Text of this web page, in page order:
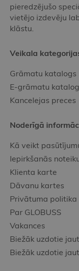
pieredzējušo
vietējo izdevēju
klāstu.
Veikala
Grāmatu katalogs
E-grāmatu
Kancelejas preces
Noderīgā
Kā veikt
Iepirkšanās
Klienta karte
Dāvanu kartes
Privātuma politika
Par GLOBUSS
Vakances
Biežāk uzdotie
Biežāk uzdotie